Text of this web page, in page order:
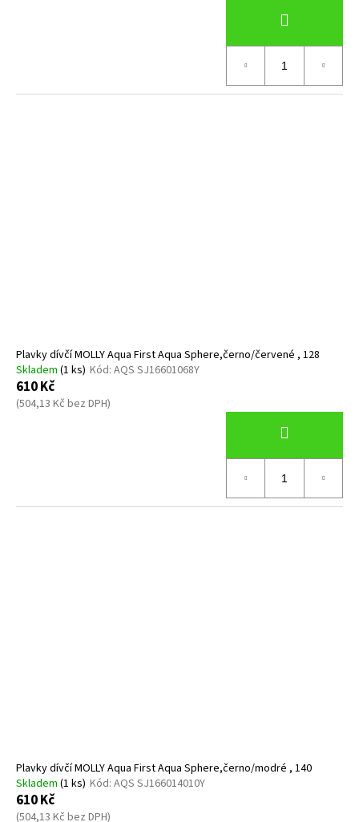
Plavky dívčí MOLLY Aqua First Aqua Sphere,černo/červené , 128
Skladem (1 ks) Kód: AQS SJ16601068Y
610 Kč
(504,13 Kč bez DPH)
Plavky dívčí MOLLY Aqua First Aqua Sphere,černo/modré , 140
Skladem (1 ks) Kód: AQS SJ166014010Y
610 Kč
(504,13 Kč bez DPH)